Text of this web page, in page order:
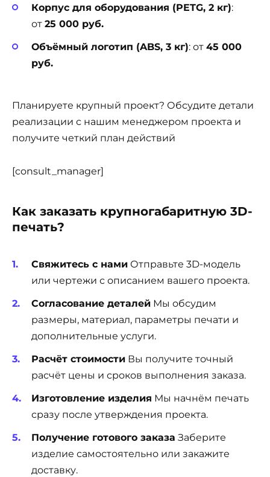
Корпус для оборудования (PETG, 2 кг):
от 25 000 руб.
Объёмный логотип (ABS, 3 кг): от 45 000
руб.
Планируете крупный проект? Обсудите детали
реализации с нашим менеджером проекта и
получите четкий план действий
[consult_manager]
Как заказать крупногабаритную 3D-
печать?
Свяжитесь с нами Отправьте 3D-модель
или чертежи с описанием вашего проекта.
Согласование деталей Мы обсудим
размеры, материал, параметры печати и
дополнительные услуги.
Расчёт стоимости Вы получите точный
расчёт цены и сроков выполнения заказа.
Изготовление изделия Мы начнём печать
сразу после утверждения проекта.
Получение готового заказа Заберите
изделие самостоятельно или закажите
доставку.